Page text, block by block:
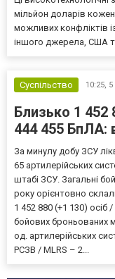
мільйон доларів
можливих конфліктів
іншого джерела, США
Суспільство 10:25,
Близько 1 452
444 455 БпЛА:
За минулу добу ЗСУ
65 артилерійських
штабі ЗСУ. Загальні
року орієнтовно
1 452 880 (+1 130) осіб
бойових броньованих
од. артилерійських
РСЗВ / MLRS – 2...